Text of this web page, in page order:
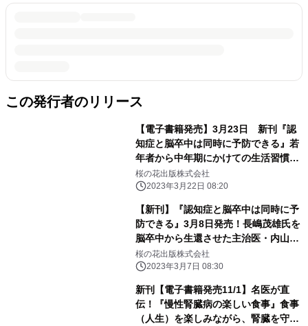
この発行者のリリース
【電子書籍発売】3月23日 新刊『認
知症と脳卒中は同時に予防できる』若
年者から中年期にかけての生活習慣病
コントロールが重要
桜の花出版株式会社
2023年3月22日 08:20
【新刊】『認知症と脳卒中は同時に予
防できる』3月8日発売！長嶋茂雄氏を
脳卒中から生還させた主治医・内山真
一郎教授が解説（桜の花出版）
桜の花出版株式会社
2023年3月7日 08:30
新刊【電子書籍発売11/1】名医が直
伝！『慢性腎臓病の楽しい食事』食事
（人生）を楽しみながら、腎臓を守る